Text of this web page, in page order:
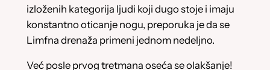
izloženih kategorija ljudi koji dugo stoje i imaju
konstantno oticanje nogu, preporuka je da se
Limfna drenaža primeni jednom nedeljno.
Već posle prvog tretmana oseća se olakšanje!